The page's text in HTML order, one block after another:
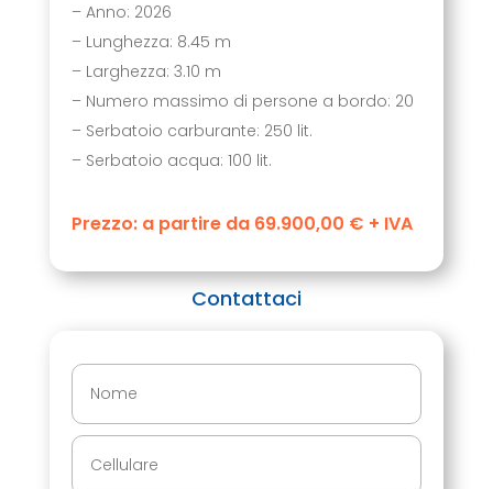
– Anno: 2026
– Lunghezza: 8.45 m
– Larghezza: 3.10 m
– Numero massimo di persone a bordo: 20
– Serbatoio carburante: 250 lit.
– Serbatoio acqua: 100 lit.
Prezzo: a partire da 69.900,00 € + IVA
Contattaci